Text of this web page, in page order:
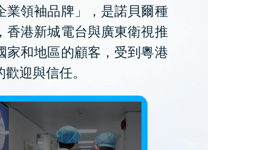
業領袖品牌」，是諾貝爾種
香港新城電台與廣東衛視推
家和地區的顧客，受到粵港
迎與信任。